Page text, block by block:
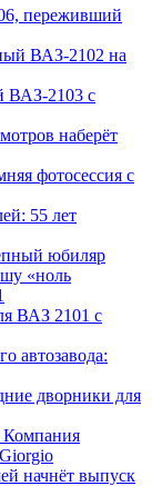
переживший
ВАЗ-2102 на
ВАЗ-2103 с
наберёт
фотосессия с
55 лет
юбиляр
«ноль
ВАЗ 2101 с
автозавода:
дворники для
Компания
начнёт выпуск